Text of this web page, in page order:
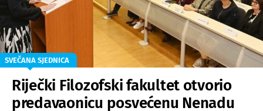
SVEČANA SJEDNICA
Riječki Filozofski fakultet otvorio
predavaonicu posvećenu Nenadu